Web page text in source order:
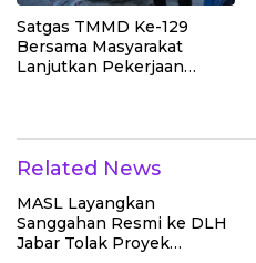
Satgas TMMD Ke-129
Bersama Masyarakat
Lanjutkan Pekerjaan
Related News
MASL Layangkan
Sanggahan Resmi ke DLH
Jabar Tolak Proyek